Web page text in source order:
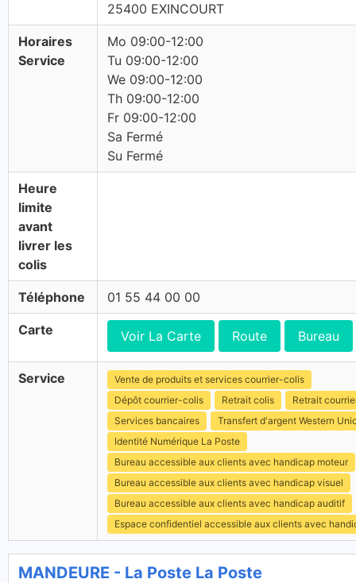
25400 EXINCOURT
Horaires
Service
Mo 09:00-12:00
Tu 09:00-12:00
We 09:00-12:00
Th 09:00-12:00
Fr 09:00-12:00
Sa Fermé
Su Fermé
Heure
limite
avant
livrer les
colis
Téléphone 01 55 44 00 00
Carte Voir La Carte Route Bureau
Service
Vente de produits et services courrier-colis
Dépôt courrier-colis
Retrait colis
Retrait
Services bancaires
Transfert d'argent Western
Identité Numérique La Poste
Bureau accessible aux clients avec handicap moteur
Bureau accessible aux clients avec handicap visuel
Bureau accessible aux clients avec handicap auditif
Espace confidentiel accessible aux clients avec
MANDEURE - La Poste La Poste